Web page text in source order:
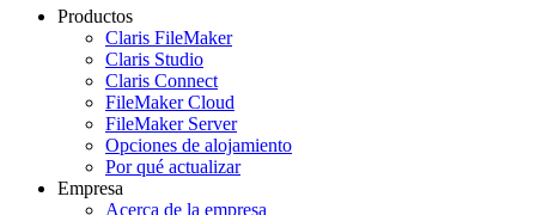
Productos
Claris FileMaker
Claris Studio
Claris Connect
FileMaker Cloud
FileMaker Server
Opciones de alojamiento
Por qué actualizar
Empresa
Acerca de la empresa